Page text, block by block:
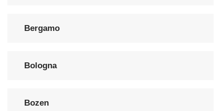
Bergamo
Bologna
Bozen